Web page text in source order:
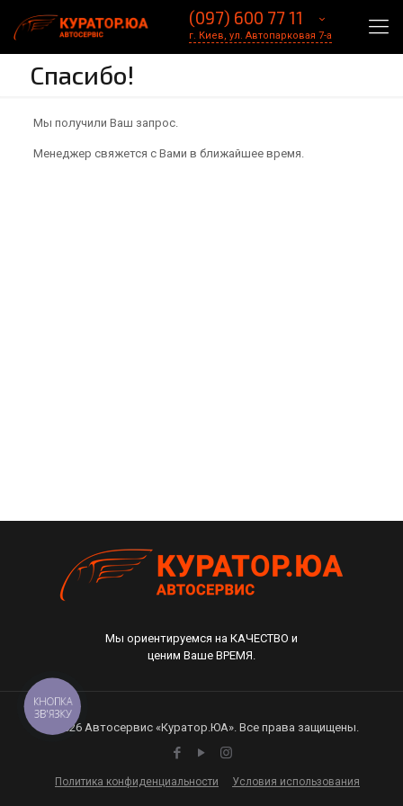
(097) 600 77 11
г. Киев, ул. Автопарковая 7-а
Спасибо!
Мы получили Ваш запрос.
Менеджер свяжется с Вами в ближайшее время.
Мы ориентируемся на КАЧЕСТВО и
ценим Ваше ВРЕМЯ.
© 2026 Автосервис «Куратор.ЮА». Все права защищены.
Политика конфиденциальности Условия использования
КНОПКА
ЗВ'ЯЗКУ